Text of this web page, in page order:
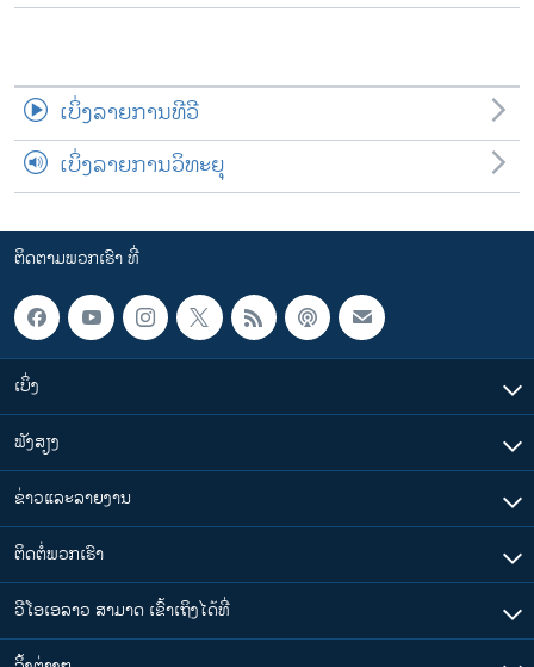
ເບິ່ງລາຍການທີວີ
ເບິ່ງລາຍການວິທະຍຸ
ຕິດຕາມພວກເຮົາ ທີ່
ເບິ່ງ
ຟັງສຽງ
ຂ່າວແລະລາຍງານ
ຕິດຕໍ່ພວກເຮົາ
ວີໂອເອລາວ ສາມາດ ເຂົ້າເຖິງໄດ້ທີ່